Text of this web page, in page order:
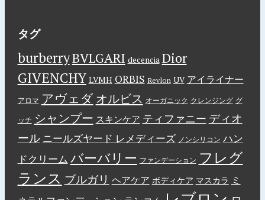
タグ
burberryBVLGARI decencia Dior
GIVENCHY LVMH ORBIS Revlon UV アイライナー
アロマ アヴェダ オルビス オーガニック クレンジング グ
ッチ シャンプー スキンケア ティファニー ディオ
ール ニールズヤード レメディーズ ノンシリコン ハン
ドクリーム バーバリー ファンデーション フレグ
ランス ブルガリ ヘアケア ボディケア マスカラ ミ